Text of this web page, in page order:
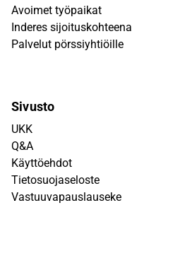
Avoimet työpaikat
Inderes sijoituskohteena
Palvelut pörssiyhtiöille
Sivusto
UKK
Q&A
Käyttöehdot
Tietosuojaseloste
Vastuuvapauslauseke